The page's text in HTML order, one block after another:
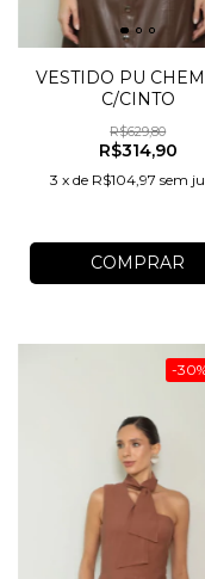
VESTIDO PU
C/CINTO
R$629,80
R$314,90
3 xde R$104,97 sem
COMPRAR
-30